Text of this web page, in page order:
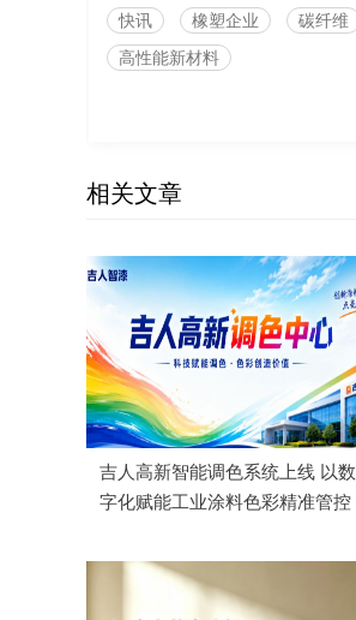
快讯 橡塑企业 碳纤维
高性能新材料
相关文章
吉人高新智能调色系统上线 以数
字化赋能工业涂料色彩精准管控